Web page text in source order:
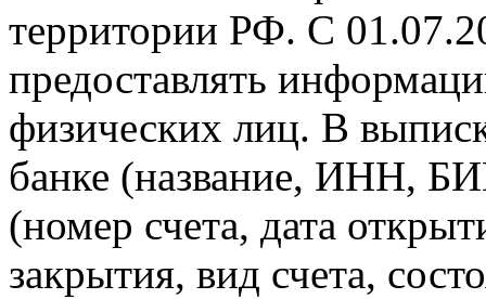
территории РФ. С
предоставлять
физических лиц. В
банке (название, ИНН,
(номер счета, дата
закрытия, вид счета,